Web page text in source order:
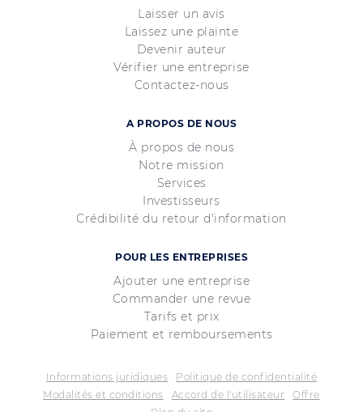
Laisser un avis
Laissez une plainte
Devenir auteur
Vérifier une entreprise
Contactez-nous
A PROPOS DE NOUS
À propos de nous
Notre mission
Services
Investisseurs
Crédibilité du retour d'information
POUR LES ENTREPRISES
Ajouter une entreprise
Commander une revue
Tarifs et prix
Paiement et remboursements
Informations juridiques
Politique de confidentialité
Modalités et conditions
Accord de l'utilisateur
Offre